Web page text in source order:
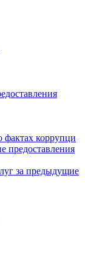
фактах коррупци
предоставления
за предыдущие